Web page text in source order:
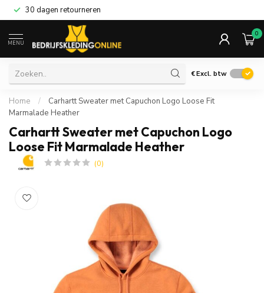
30 dagen retourneren
MENU
0
€Excl. btw
Home /
Carhartt Sweater met Capuchon Logo Loose Fit
Marmalade Heather
Carhartt Sweater met Capuchon Logo
Loose Fit Marmalade Heather
(0)